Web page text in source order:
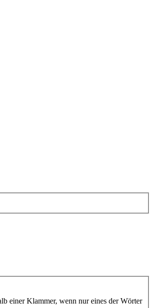
einer Klammer, wenn nur eines der Wörter